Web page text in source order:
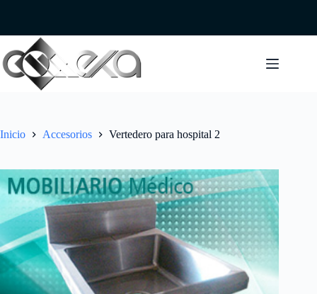
Inicio Accesorios Vertedero para hospital 2